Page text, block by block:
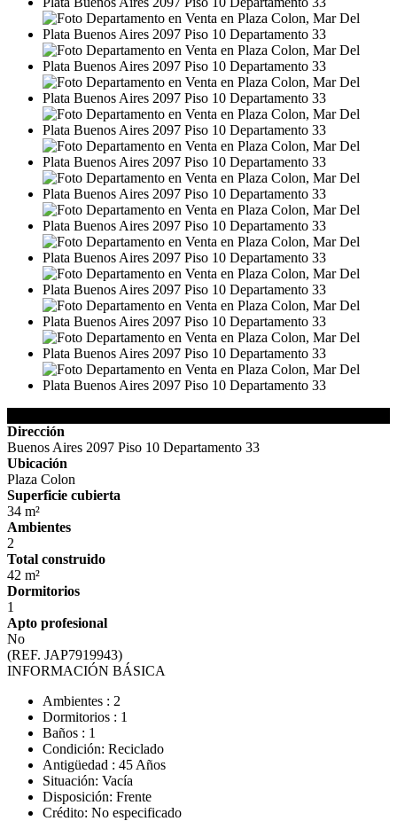
Dirección
Buenos Aires 2097 Piso 10 Departamento 33
Ubicación
Plaza Colon
Superficie cubierta
34 m²
Ambientes
2
Total construido
42 m²
Dormitorios
1
Apto profesional
No
(REF. JAP7919943)
INFORMACIÓN BÁSICA
Ambientes : 2
Dormitorios : 1
Baños : 1
Condición: Reciclado
Antigüedad : 45 Años
Situación: Vacía
Disposición: Frente
Crédito: No especificado